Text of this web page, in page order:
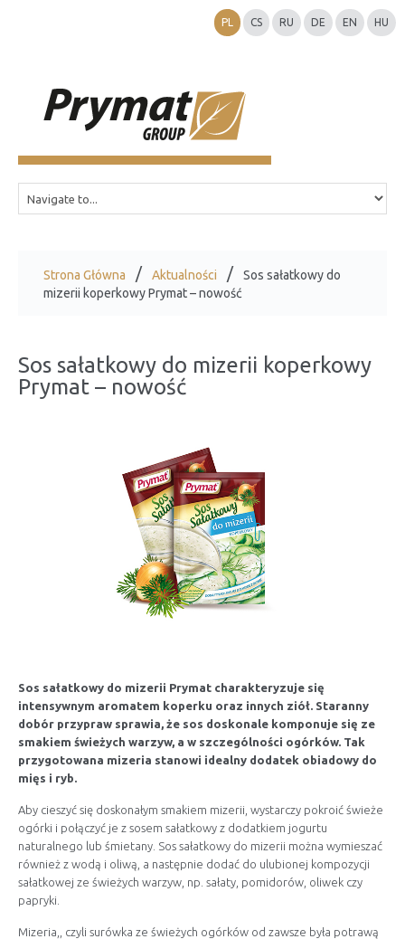
PL CS RU DE EN HU
Strona Główna Aktualności
Sos sałatkowy do
mizerii koperkowy Prymat – nowość
Sos sałatkowy do mizerii koperkowy
Prymat – nowość
Sos sałatkowy do mizerii Prymat charakteryzuje się
intensywnym aromatem koperku oraz innych ziół. Staranny
dobór przypraw sprawia, że sos doskonale komponuje się ze
smakiem świeżych warzyw, a w szczególności ogórków. Tak
przygotowana mizeria stanowi idealny dodatek obiadowy do
mięs i ryb.
Aby cieszyć się doskonałym smakiem mizerii, wystarczy pokroić świeże
ogórki i połączyć je z sosem sałatkowy z dodatkiem jogurtu
naturalnego lub śmietany. Sos sałatkowy do mizerii można wymieszać
również z wodą i oliwą, a następnie dodać do ulubionej kompozycji
sałatkowej ze świeżych warzyw, np. sałaty, pomidorów, oliwek czy
papryki.
Mizeria,, czyli surówka ze świeżych ogórków od zawsze była potrawą